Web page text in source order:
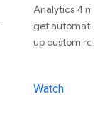
Analytics 4
get automated
up custom
Watch